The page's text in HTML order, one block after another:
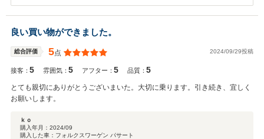
ナンスフリーにて乗って頂けると思いますので安心して頂けたらと思い
アフターバックフォローをさせて頂きますので、今後ともよろしくお願
いします！ありがとうございました！
明に覚えております。お探ししていたお車のご紹介、販売に携われて本
内容に対応できました。あとは愛犬に気に入っていただけると最高です
ね！今後ともよろしくお願いいたします。
良い買い物ができました。
総合評価 5点 2024/09/29投稿
接客：5 雰囲気：5 アフター：5 品質：5
とても親切にありがとうございまいた。大切に乗ります。引き続き、宜しく
お願いします。
ｋｏ
購入年月： 2024/09
購入した車： フォルクスワーゲン パサート